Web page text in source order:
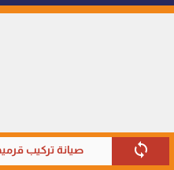
sync صيانة تركيب